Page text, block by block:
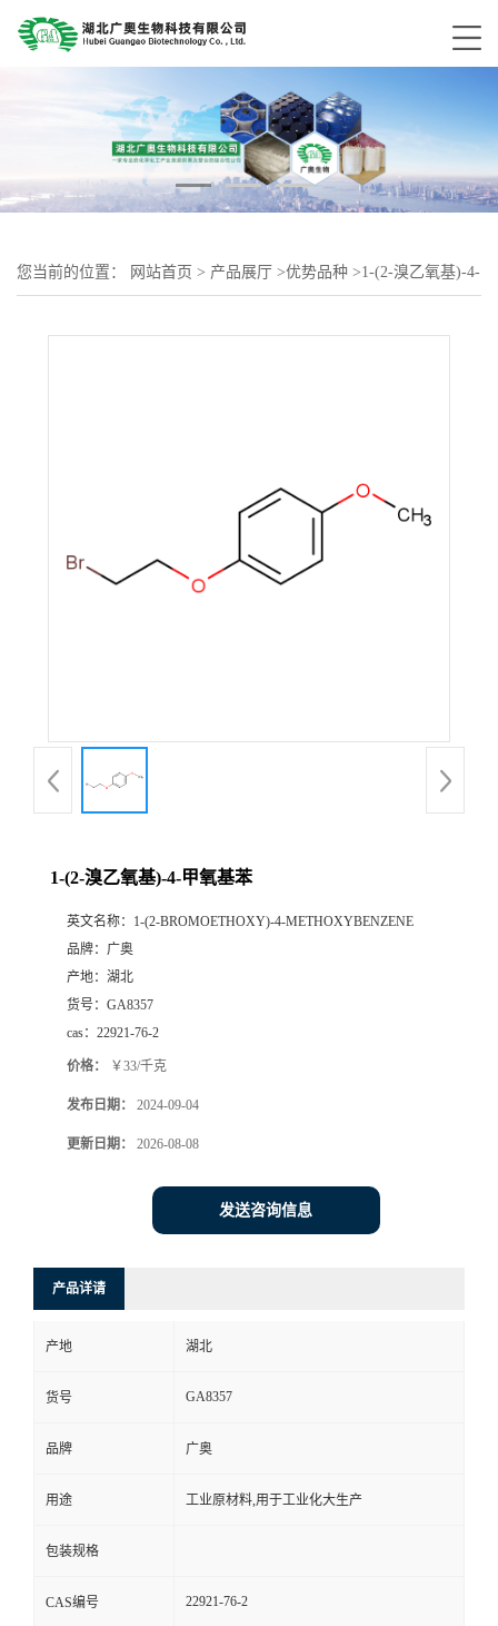
您当前的位置： 网站首页 > 产品展厅 >优势品种 >1-(2-溴乙氧基)-4-
1-(2-溴乙氧基)-4-甲氧基苯
英文名称： 1-(2-BROMOETHOXY)-4-METHOXYBENZENE
品牌： 广奥
产地： 湖北
货号： GA8357
cas： 22921-76-2
价格： ￥33/千克
发布日期： 2024-09-04
更新日期： 2026-08-08
发送咨询信息
产品详请
产地 湖北
货号 GA8357
品牌 广奥
用途 工业原材料,用于工业化大生产
包装规格
CAS编号 22921-76-2